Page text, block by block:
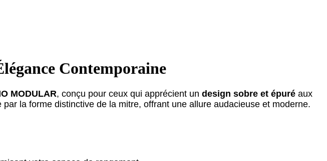
Contemporaine
MODULAR, conçu pour ceux qui apprécient un design sobre et épuré aux
par la forme distinctive de la mitre, offrant une allure audacieuse et moderne.